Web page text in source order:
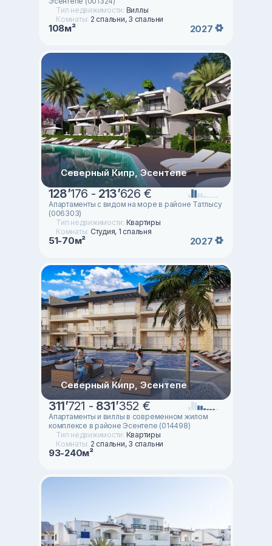
Тип недвижимости: Виллы
Комнаты: 2 спальни, 3 спальни
108м² 2027
Северный Кипр, Эсентепе
128’176 - 213’626 €
Апартаменты с видом на море в районе Татлысу
(006303)
Тип недвижимости: Квартиры
Комнаты: Студия, 1 спальня
51-70м² 2027
Северный Кипр, Эсентепе
311’721 - 831’352 €
Апартаменты и виллы в современном жилом
комплексе в районе Эсентепе (014498)
Тип недвижимости: Квартиры
Комнаты: 2 спальни, 3 спальни
93-240м²